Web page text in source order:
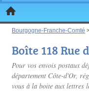
Bourgogne-Franche-Comté
Boîte 118 Rue
Pour vos envois postaux
département Côte-d'Or,
vous à la boite aux lettres